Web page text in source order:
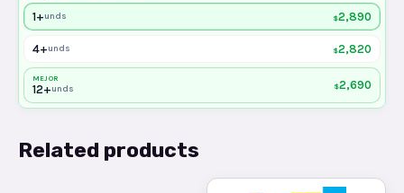
1+unds $2,890
4+unds $2,820
MEJOR
12+unds $2,690
Related products